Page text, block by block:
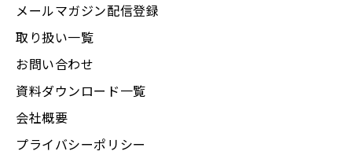
メールマガジン配信登録
取り扱い一覧
お問い合わせ
資料ダウンロード一覧
会社概要
プライバシーポリシー